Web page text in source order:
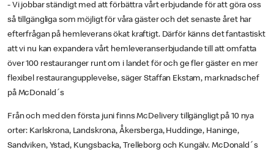
- Vi jobbar ständigt med att förbättra vårt erbjudande för att göra oss
så tillgängliga som möjligt för våra gäster och det senaste året har
efterfrågan på hemleverans ökat kraftigt. Därför känns det fantastiskt
att vi nu kan expandera vårt hemleveranserbjudande till att omfatta
över 100 restauranger runt om i landet för och ge fler gäster en mer
flexibel restaurangupplevelse, säger Staffan Ekstam, marknadschef
på McDonald´s
Från och med den första juni finns McDelivery tillgängligt på 10 nya
orter: Karlskrona, Landskrona, Åkersberga, Huddinge, Haninge,
Sandviken, Ystad, Kungsbacka, Trelleborg och Kungälv. McDonald´s